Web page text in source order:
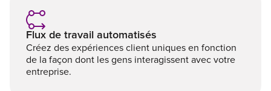
Flux de travail automatisés
Créez des expériences client uniques en fonction
de la façon dont les gens interagissent avec votre
entreprise.